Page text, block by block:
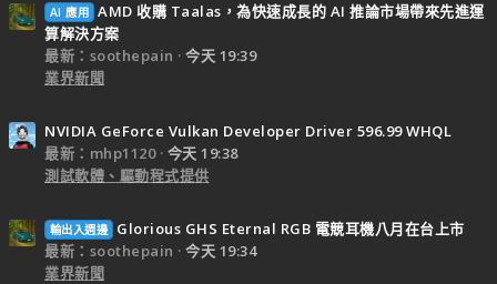
AI 應用 AMD 收購 Taalas，為快速成長的 AI 推論市場帶來先進運
算解決方案
最新：soothepain
今天 19:39
業界新聞
NVIDIA GeForce Vulkan Developer Driver 596.99 WHQL
最新：mhp1120
今天 19:38
測試軟體、驅動程式提供
輸出入週邊
Glorious GHS Eternal RGB 電競耳機八月在台上市
最新：soothepain
今天 19:34
業界新聞